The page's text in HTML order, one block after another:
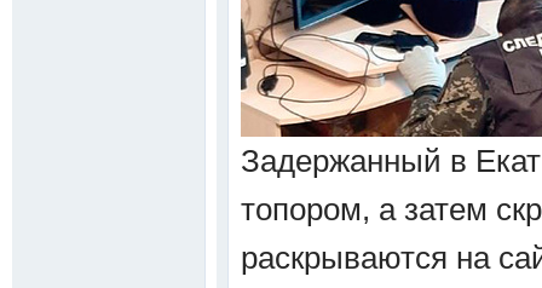
Задержанный в
топором, а затем
раскрываются на